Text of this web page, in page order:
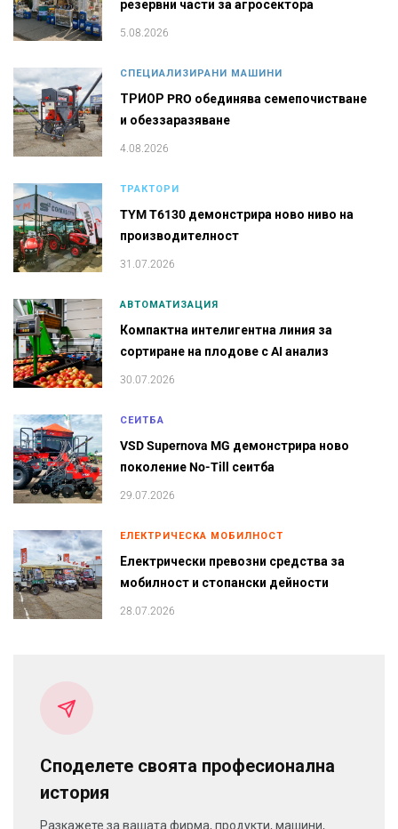
резервни части за агросектора
5.08.2026
СПЕЦИАЛИЗИРАНИ МАШИНИ
ТРИОР PRO обединява семепочистване
и обеззаразяване
4.08.2026
ТРАКТОРИ
TYM T6130 демонстрира ново ниво на
производителност
31.07.2026
АВТОМАТИЗАЦИЯ
Компактна интелигентна линия за
сортиране на плодове с AI анализ
30.07.2026
СЕИТБА
VSD Supernova MG демонстрира ново
поколение No-Till сеитба
29.07.2026
ЕЛЕКТРИЧЕСКА МОБИЛНОСТ
Електрически превозни средства за
мобилност и стопански дейности
28.07.2026
Споделете своята професионална
история
Разкажете за вашата фирма, продукти, машини,